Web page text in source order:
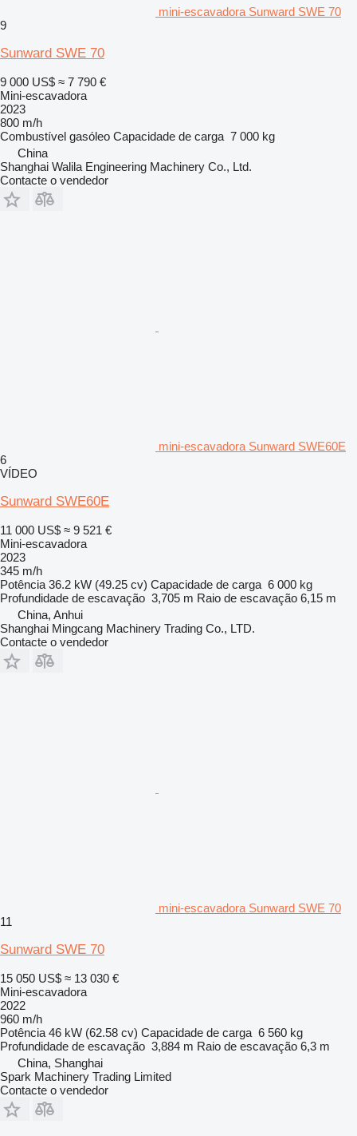
mini-escavadora Sunward SWE 70
9
Sunward SWE 70
9 000 US$ ≈ 7 790 €
Mini-escavadora
2023
800 m/h
Combustível gasóleo Capacidade de carga 7 000 kg
China
Shanghai Walila Engineering Machinery Co., Ltd.
Contacte o vendedor
mini-escavadora Sunward SWE60E
6
VÍDEO
Sunward SWE60E
11 000 US$ ≈ 9 521 €
Mini-escavadora
2023
345 m/h
Potência 36.2 kW (49.25 cv) Capacidade de carga 6 000 kg
Profundidade de escavação 3,705 m Raio de escavação 6,15 m
China, Anhui
Shanghai Mingcang Machinery Trading Co., LTD.
Contacte o vendedor
mini-escavadora Sunward SWE 70
11
Sunward SWE 70
15 050 US$ ≈ 13 030 €
Mini-escavadora
2022
960 m/h
Potência 46 kW (62.58 cv) Capacidade de carga 6 560 kg
Profundidade de escavação 3,884 m Raio de escavação 6,3 m
China, Shanghai
Spark Machinery Trading Limited
Contacte o vendedor